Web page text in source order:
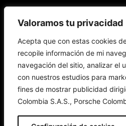
Valoramos tu privacidad
Acepta que con estas cookies
recopile información de mi
navegación del sitio, analizar el
con nuestros estudios para
fines de mostrar publicidad
Colombia S.A.S., Porsche
Modelos
Todos los
Vehículos
eléctricos
Audi
Modelos
Audi Sport
Términos y
condiciones
Movilidad
Eléctrica
Todos los
modelos
eléctricos
Beneficios
Sostenibilidad
Carga
Política de
privacidad
Política de
Datos
Personales
Nuestro
denuncias
Copyright
Aviso de
privacidad
al